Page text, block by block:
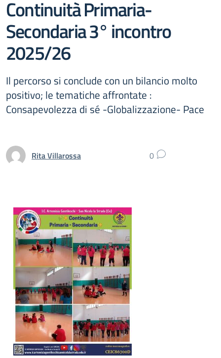
Continuità Primaria-
Secondaria 3° incontro
2025/26
Il percorso si conclude con un bilancio molto
positivo; le tematiche affrontate :
Consapevolezza di sé -Globalizzazione- Pace
Rita Villarossa 0